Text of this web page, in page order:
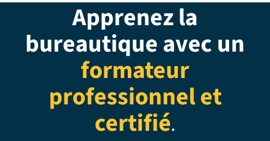
Apprenez la
bureautique avec un
formateur
professionnel et
certifié.